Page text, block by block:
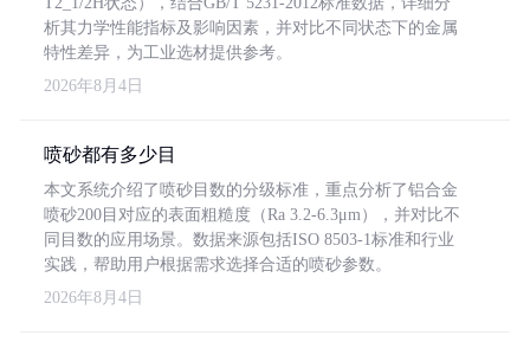
析其力学性能指标及影响因素，并对比不同状态下的金属
特性差异，为工业选材提供参考。
2026年8月4日
喷砂都有多少目
本文系统介绍了喷砂目数的分级标准，重点分析了铝合金
喷砂200目对应的表面粗糙度（Ra 3.2-6.3μm），并对比不
同目数的应用场景。数据来源包括ISO 8503-1标准和行业
实践，帮助用户根据需求选择合适的喷砂参数。
2026年8月4日